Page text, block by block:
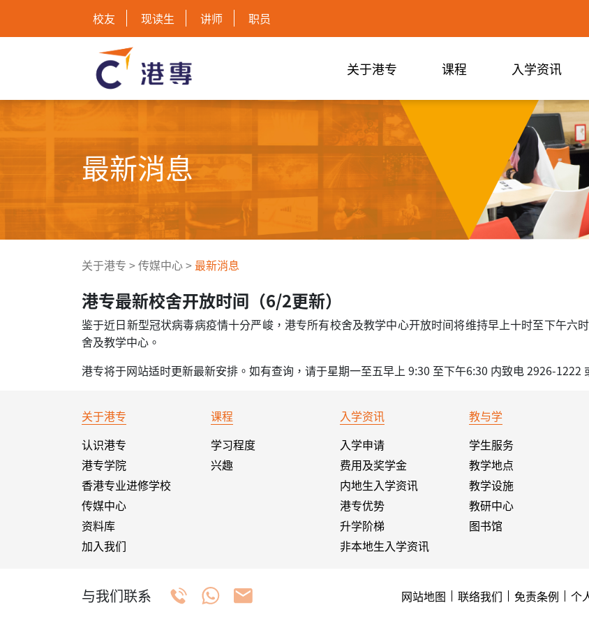
校友 现读生 讲师 职员
关于港专 课程 入学资讯
最新消息
关于港专 >传媒中心> 最新消息
港专最新校舍开放时间（6/2更新）
鉴于近日新型冠状病毒病疫情十分严峻，港专所有校舍及教学中心开放时间将维持早上十时至下午六
舍及教学中心。
港专将于网站适时更新最新安排。如有查询，请于星期一至五早上 9:30 至下午6:30 内致电 2926-1222
关于港专
认识港专
港专学院
香港专业进修学校
传媒中心
资料库
加入我们
课程
学习程度
兴趣
入学资讯
入学申请
费用及奖学金
内地生入学资讯
港专优势
升学阶梯
非本地生入学资讯
教与学
学生服务
教学地点
教学设施
教研中心
图书馆
与我们联系 网站地图 联络我们 免责条例 个